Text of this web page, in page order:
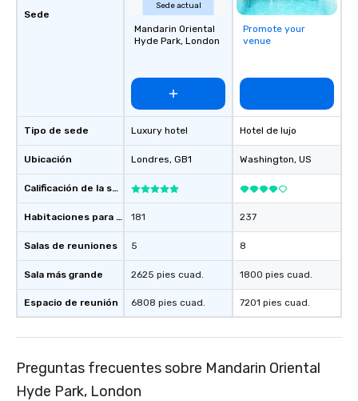
Sede
Tipo de sede
Ubicación
Calificación de la sede
Habitaciones para huéspedes
Salas de reuniones
Sala más grande
Espacio de reunión
Sede actual
Mandarin Oriental
Hyde Park, London
Luxury hotel
Londres, GB1
181
5
2625 pies cuad.
6808 pies cuad.
Promote your
venue
Hotel de lujo
Washington, US
237
8
1800 pies cuad.
7201 pies cuad.
Preguntas frecuentes sobre Mandarin Oriental
Hyde Park, London